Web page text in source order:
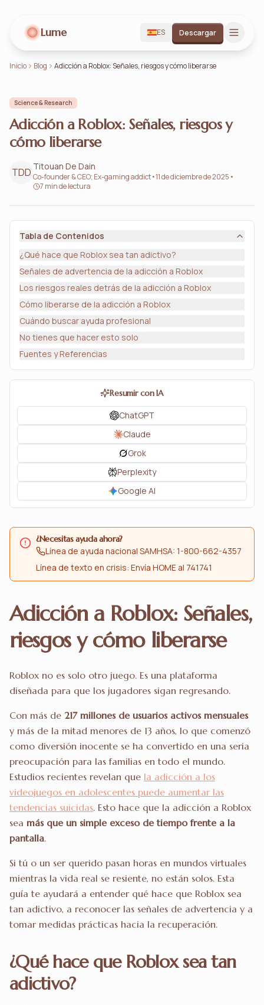
Lume ES Descargar
Inicio Blog Adicción a Roblox: Señales, riesgos y cómo liberarse
Science & Research
Adicción a Roblox: Señales, riesgos y
cómo liberarse
TDD Titouan De Dain
Co-founder & CEO; Ex-gaming addict•11 de diciembre de 2025 •
7 min de lectura
Tabla de Contenidos
¿Qué hace que Roblox sea tan adictivo?
Señales de advertencia de la adicción a Roblox
Los riesgos reales detrás de la adicción a Roblox
Cómo liberarse de la adicción a Roblox
Cuándo buscar ayuda profesional
No tienes que hacer esto solo
Fuentes y Referencias
Resumir con IA
ChatGPT
Claude
Grok
Perplexity
Google AI
¿Necesitas ayuda ahora?
Línea de ayuda nacional SAMHSA: 1-800-662-4357
Línea de texto en crisis: Envía HOME al 741741
Adicción a Roblox: Señales,
riesgos y cómo liberarse
Roblox no es solo otro juego. Es una plataforma
diseñada para que los jugadores sigan regresando.
Con más de 217 millones de usuarios activos mensuales
y más de la mitad menores de 13 años, lo que comenzó
como diversión inocente se ha convertido en una seria
preocupación para las familias en todo el mundo.
Estudios recientes revelan que la adicción a los
videojuegos en adolescentes puede aumentar las
tendencias suicidas. Esto hace que la adicción a Roblox
sea más que un simple exceso de tiempo frente a la
pantalla.
Si tú o un ser querido pasan horas en mundos virtuales
mientras la vida real se resiente, no están solos. Esta
guía te ayudará a entender qué hace que Roblox sea
tan adictivo, a reconocer las señales de advertencia y a
tomar medidas prácticas hacia la recuperación.
¿Qué hace que Roblox sea tan
adictivo?